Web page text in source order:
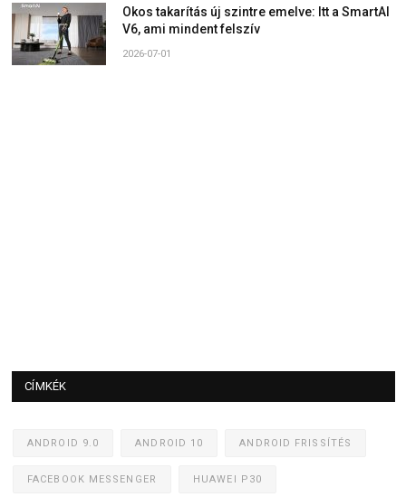
Okos takarítás új szintre emelve: Itt a SmartAI
V6, ami mindent felszív
2026-07-01
CÍMKÉK
ANDROID 9.0 ANDROID 10 ANDROID FRISSÍTÉS
FACEBOOK MESSENGER HUAWEI P30